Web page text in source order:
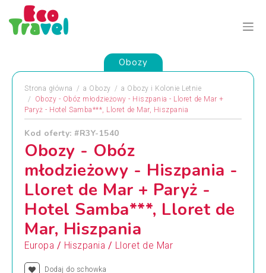
Obozy
Strona główna a Obozy a Obozy i Kolonie Letnie
Obozy - Obóz młodzieżowy - Hiszpania - Lloret de Mar +
Paryż - Hotel Samba***, Lloret de Mar, Hiszpania
Kod oferty: #R3Y-1540
Obozy - Obóz
młodzieżowy - Hiszpania -
Lloret de Mar + Paryż -
Hotel Samba***, Lloret de
Mar, Hiszpania
Europa / Hiszpania / Lloret de Mar
Dodaj do schowka